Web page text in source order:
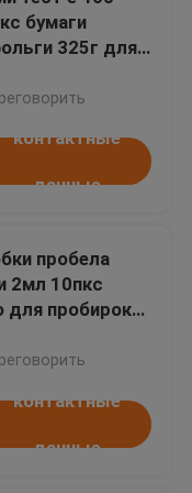
косметики
листовки
бумаги
325г для
стероидов/
контактные
данные
пробела
2мл 10пкс
для пробирок
лоснистый
контактные
данные